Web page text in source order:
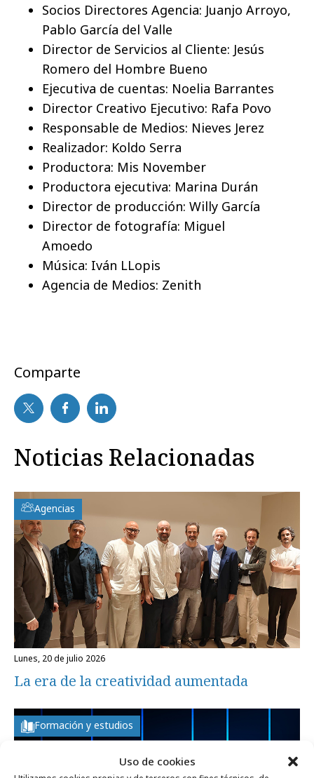
Uso de cookies
Socios Directores Agencia: Juanjo Arroyo,
Pablo García del Valle
Director de Servicios al Cliente: Jesús
Romero del Hombre Bueno
Ejecutiva de cuentas: Noelia Barrantes
Director Creativo Ejecutivo: Rafa Povo
Responsable de Medios: Nieves Jerez
Realizador: Koldo Serra
Productora: Mis November
Productora ejecutiva: Marina Durán
Director de producción: Willy García
Director de fotografía: Miguel
Amoedo
Música: Iván LLopis
Agencia de Medios: Zenith
Comparte
Noticias Relacionadas
Agencias
lunes, 20 de julio 2026
La era de la creatividad aumentada
Formación y estudios